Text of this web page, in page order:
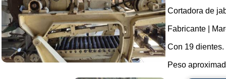
Cortadora de
Fabricante |
Con 19 dientes.
Peso